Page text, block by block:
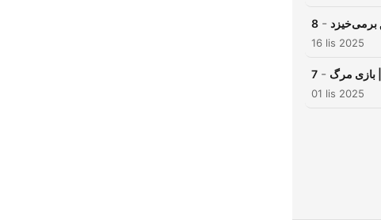
8 -
16 lis 2025
7 -
01 lis 2025